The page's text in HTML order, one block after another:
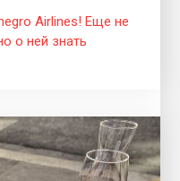
Airlines! Еще не
о ней знать